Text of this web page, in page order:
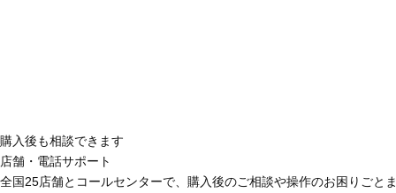
購入後も相談できます
店舗・電話サポート
全国25店舗とコールセンターで、購入後のご相談や操作のお困りごと